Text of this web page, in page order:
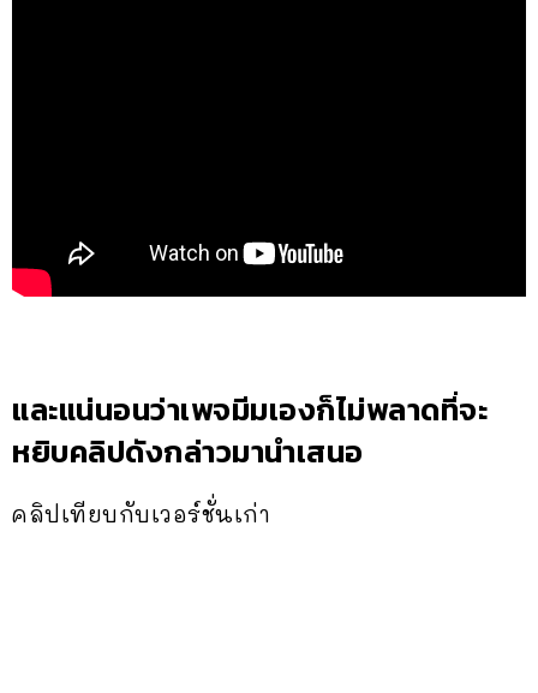
และแน่นอนว่าเพจมีมเองก็ไม่พลาดที่จะ
หยิบคลิปดังกล่าวมานำเสนอ
คลิปเทียบกับเวอร์ชั่นเก่า